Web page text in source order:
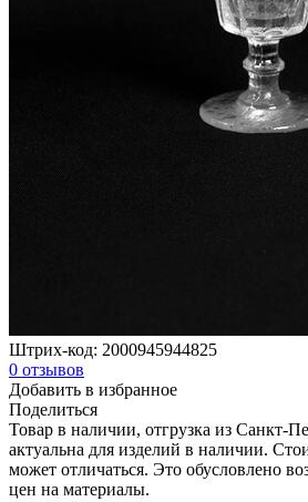
Штрих-код: 2000945944825
0 отзывов
Добавить в избранное
Поделиться
Товар в наличии, отгрузка из Санкт-
актуальна для изделий в наличии.
может отличаться. Это обусловлено
цен на материалы.